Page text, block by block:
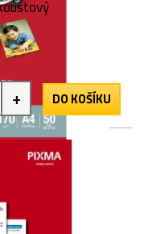
+ DO KOŠÍKU